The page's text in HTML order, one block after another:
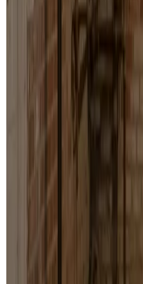
Landsdækkende service